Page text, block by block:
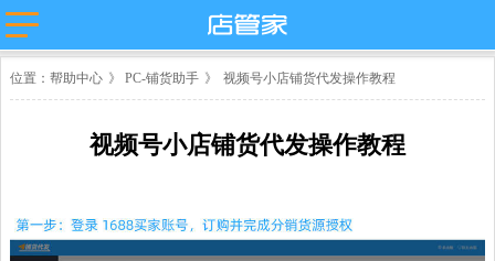
淘宝
售
抖店分销代
店管家厂商
苏宁易购 唯品会
团好货 快团团
位置： 帮助中心 》 PC-铺货助手 》 视频号小店铺货代发操作教程
视频号小店铺货代发操作教程